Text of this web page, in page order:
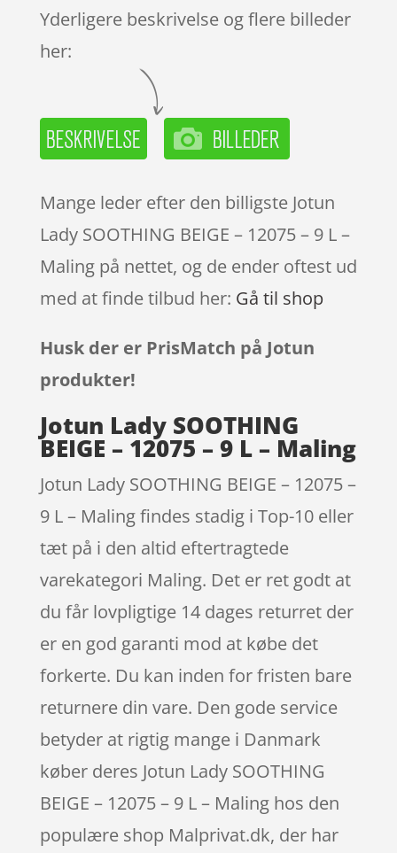
Yderligere beskrivelse og flere billeder
her:
Mange leder efter den billigste Jotun
Lady SOOTHING BEIGE – 12075 – 9 L –
Maling på nettet, og de ender oftest ud
med at finde tilbud her: Gå til shop
Husk der er PrisMatch på Jotun
produkter!
Jotun Lady SOOTHING
BEIGE – 12075 – 9 L – Maling
Jotun Lady SOOTHING BEIGE – 12075 –
9 L – Maling findes stadig i Top-10 eller
tæt på i den altid eftertragtede
varekategori Maling. Det er ret godt at
du får lovpligtige 14 dages returret der
er en god garanti mod at købe det
forkerte. Du kan inden for fristen bare
returnere din vare. Den gode service
betyder at rigtig mange i Danmark
køber deres Jotun Lady SOOTHING
BEIGE – 12075 – 9 L – Maling hos den
populære shop Malprivat.dk, der har